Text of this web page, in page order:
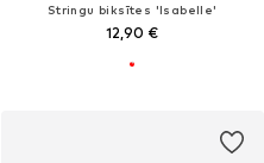
Stringu biksītes 'Isabelle'
12,90 €